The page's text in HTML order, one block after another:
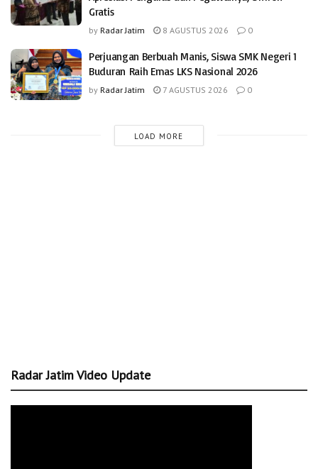
Gratis
by Radar Jatim 8 AGUSTUS 2026 0
Perjuangan Berbuah Manis, Siswa SMK Negeri 1
Buduran Raih Emas LKS Nasional 2026
by Radar Jatim 7 AGUSTUS 2026 0
LOAD MORE
Radar Jatim Video Update